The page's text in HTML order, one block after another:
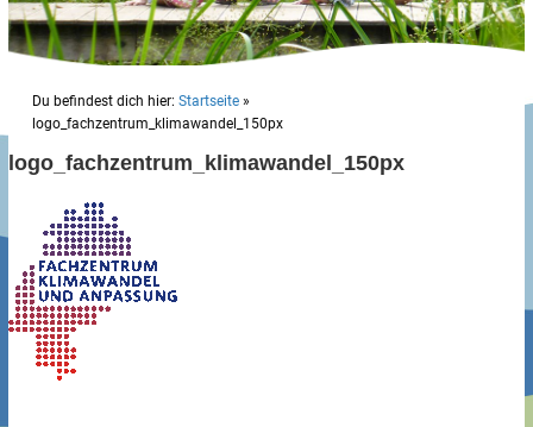
Du befindest dich hier: Startseite »
logo_fachzentrum_klimawandel_150px
logo_fachzentrum_klimawandel_150px